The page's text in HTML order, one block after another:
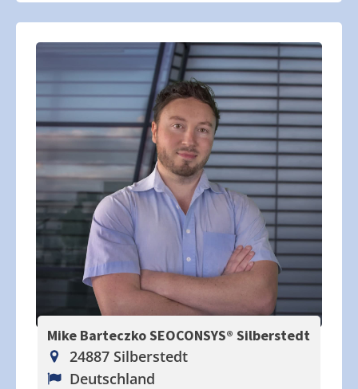
Mike Barteczko SEOCONSYS® Silberstedt
24887 Silberstedt
Deutschland